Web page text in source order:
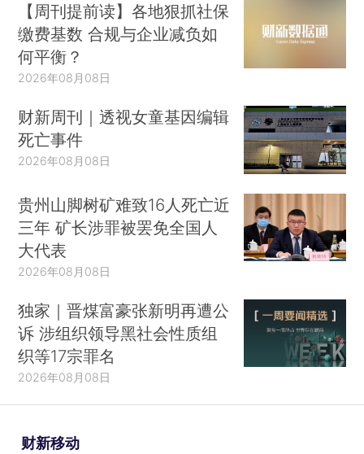
【周刊提前读】各地狠抓社保
缴费基数 合规与企业减负如
何平衡？
2026年08月08日
财新周刊｜透视女童基因编辑
死亡事件
2026年08月08日
贵州山脚树矿难致16人死亡近
三年 矿长涉罪被罢免全国人
大代表
2026年08月08日
独家｜晋煤富豪张新明再遭公
诉 涉组织领导黑社会性质组
织等17宗罪名
2026年08月08日
财新移动